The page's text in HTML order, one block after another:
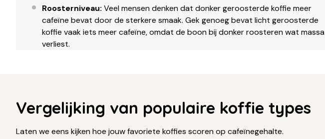
Roosterniveau: Veel mensen denken dat donker geroosterde koffie meer
cafeïne bevat door de sterkere smaak. Gek genoeg bevat licht geroosterde
koffie vaak iets meer cafeïne, omdat de boon bij donker roosteren wat massa
verliest.
Vergelijking van populaire koffie types
Laten we eens kijken hoe jouw favoriete koffies scoren op cafeïnegehalte.